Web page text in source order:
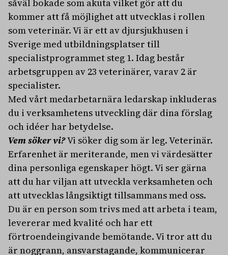
såväl bokade som akuta vilket gör att du
kommer att få möjlighet att utvecklas i rollen
som veterinär. Vi är ett av djursjukhusen i
Sverige med utbildningsplatser till
specialistprogrammet steg 1. Idag består
arbetsgruppen av 23 veterinärer, varav 2 är
specialister.
Med vårt medarbetarnära ledarskap inkluderas
du i verksamhetens utveckling där dina förslag
och idéer har betydelse.
Vem söker vi?Vi söker dig som är leg. Veterinär.
Erfarenhet är meriterande, men vi värdesätter
dina personliga egenskaper högt. Vi ser gärna
att du har viljan att utveckla verksamheten och
att utvecklas långsiktigt tillsammans med oss.
Du är en person som trivs med att arbeta i team,
levererar med kvalité och har ett
förtroendeingivande bemötande. Vi tror att du
är noggrann, ansvarstagande, kommunicerar